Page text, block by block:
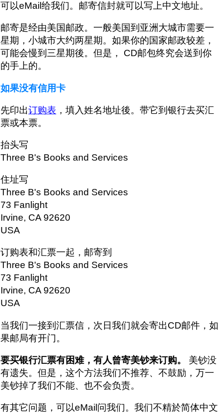
可以eMail给我们。邮寄信封就可以写上中文地址。
邮寄是经由美国邮政。一般美国到亚洲大城市需要一
星期，小城市大约两星期。如果你的国家邮政较差，
可能会慢到三星期後。但是， CD邮包终究会送到你
的手上的。
如果没有信用卡
先印出订购表 ，填入姓名地址後。带它到银行去买汇
票或本票。
抬头写
Three B's Books and Services
住址写
Three B's Books and Services
73 Fanlight
Irvine, CA 92620
USA
订购表和汇票一起，邮寄到
Three B's Books and Services
73 Fanlight
Irvine, CA 92620
USA
当我们一接到汇票信，次日我们就会寄出CD邮件，如
果邮局有开门。
要买银行汇票有困难，有人曾寄美钞来订购。
美钞没
有遗失。但是，这个方法我们不推荐、不鼓励，万一
美钞掉了我们不能、也不会负责。
有其它问题，可以eMail问我们。我们不精於简体中文